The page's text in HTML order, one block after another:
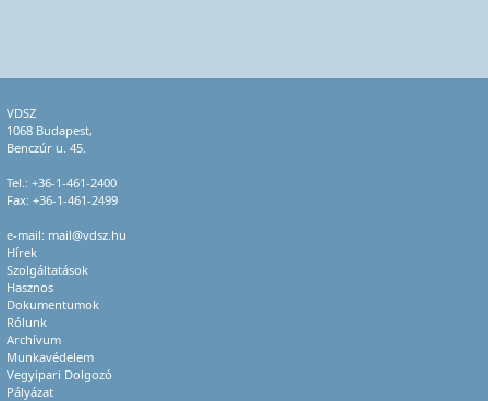
VDSZ
1068 Budapest,
Benczúr u. 45.
Tel.: +36-1-461-2400
Fax: +36-1-461-2499
e-mail: mail@vdsz.hu
Hírek
Szolgáltatások
Hasznos
Dokumentumok
Rólunk
Archívum
Munkavédelem
Vegyipari Dolgozó
Pályázat